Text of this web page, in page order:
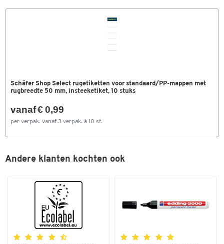
Schäfer Shop Select rugetiketten voor standaard/PP-mappen met
rugbreedte 50 mm, insteeketiket, 10 stuks
vanaf € 0,99
per verpak. vanaf 3 verpak. à 10 st.
Andere klanten kochten ook